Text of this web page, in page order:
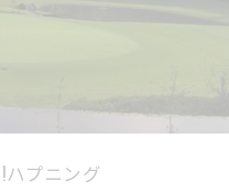
ハプニング